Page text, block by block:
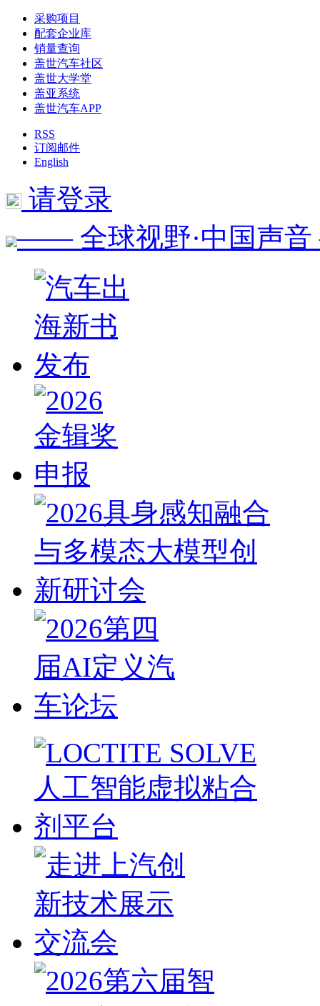
采购项目
配套企业库
销量查询
盖世汽车社区
盖世大学堂
盖亚系统
盖世汽车APP
RSS
订阅邮件
English
请登录
—— 全球视野·中国声